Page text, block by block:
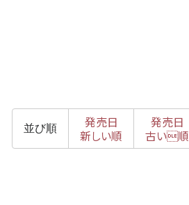
並び順
発売日
新しい順
発売日
古い順